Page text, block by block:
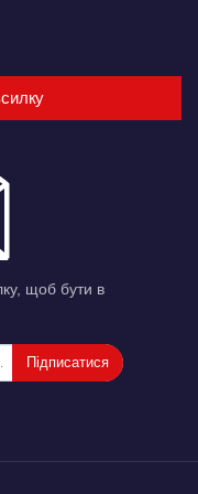
щоб бути в
Підписатися